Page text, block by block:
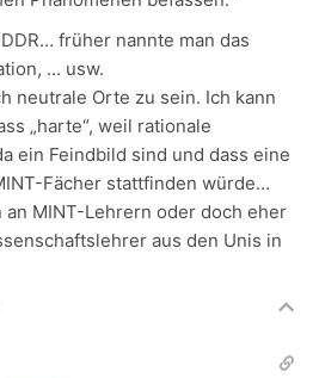
früher nannte man das
… usw.
neutrale Orte zu sein. Ich kann
„harte“, weil rationale
ein Feindbild sind und dass eine
Fächer stattfinden würde…
an MINT-Lehrern oder doch eher
aus den Unis in